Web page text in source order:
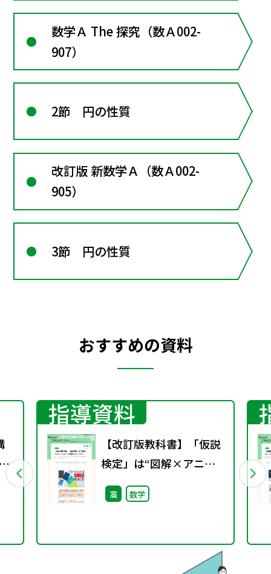
数学Ａ The 探究（数Ａ002-
907）
2節 円の性質
改訂版 新数学Ａ（数Ａ002-
905）
3節 円の性質
おすすめの資料
指導資料
【改訂版教科書】「仮説
検定」は“図解×アニメ
ーション”で授業をスム
ーズに！
高 数学